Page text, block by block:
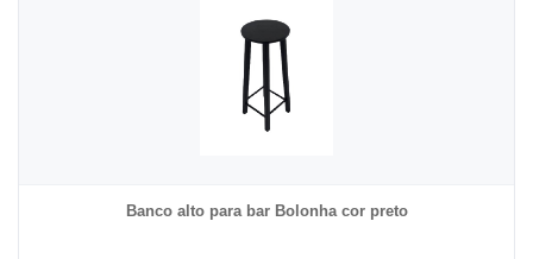
Banco alto para bar Bolonha cor preto